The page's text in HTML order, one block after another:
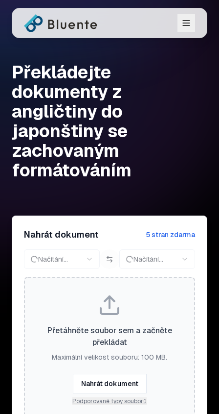
Překládejte
dokumenty z
angličtiny do
japonštiny se
zachovaným
formátováním
Nahrát dokument 5 stran zdarma
Načítání… Načítání…
Přetáhněte soubor sem a začněte
překládat
Maximální velikost souboru: 100 MB.
Nahrát dokument
Podporované typy souborů